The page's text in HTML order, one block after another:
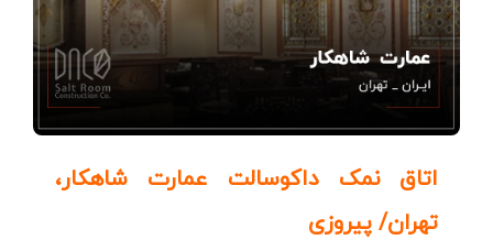
اتاق نمک داکوسالت عمارت شاهکار،
تهران/ پیروزی